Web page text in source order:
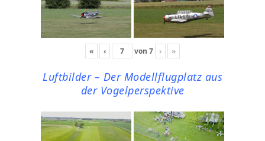
« ‹ von 7 › »
Luftbilder – Der Modellflugplatz aus
der Vogelperspektive